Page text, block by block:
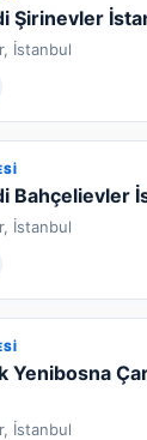
Şirinevler
İstanbul
Bahçelievler
İstanbul
Yenibosna
İstanbul